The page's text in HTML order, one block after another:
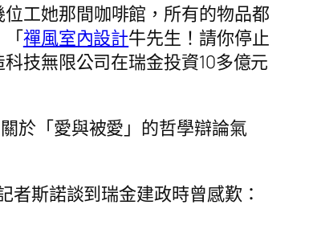
工她那間咖啡館，所有的物品都
「禪風室內設計牛先生！請你停止
技無限公司在瑞金投資10多億元
於「愛與被愛」的哲學辯論氣
者斯諾談到瑞金建政時曾感歎：